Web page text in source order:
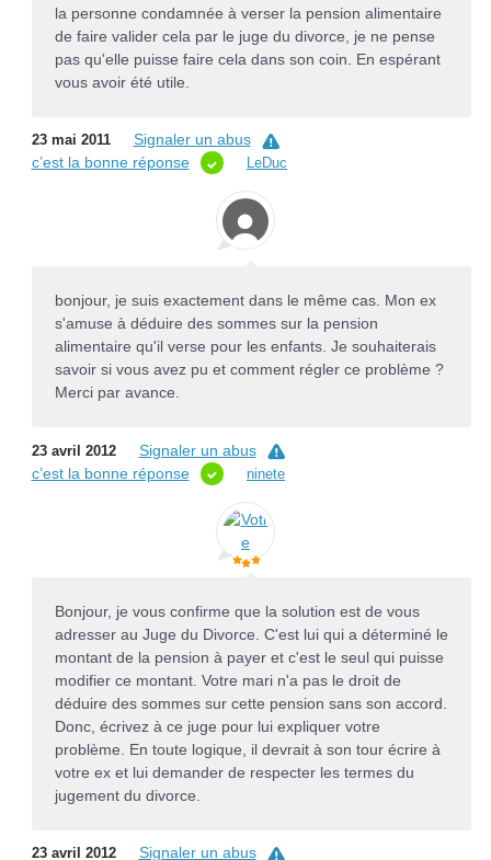
la personne condamnée à verser la pension alimentaire
de faire valider cela par le juge du divorce, je ne pense
pas qu'elle puisse faire cela dans son coin. En espérant
vous avoir été utile.
23 mai 2011
Signaler un abus
c’est la bonne réponse
LeDuc
bonjour, je suis exactement dans le même cas. Mon ex
s'amuse à déduire des sommes sur la pension
alimentaire qu'il verse pour les enfants. Je souhaiterais
savoir si vous avez pu et comment régler ce problème ?
Merci par avance.
23 avril 2012
Signaler un abus
c’est la bonne réponse
ninete
Bonjour, je vous confirme que la solution est de vous
adresser au Juge du Divorce. C'est lui qui a déterminé le
montant de la pension à payer et c'est le seul qui puisse
modifier ce montant. Votre mari n'a pas le droit de
déduire des sommes sur cette pension sans son accord.
Donc, écrivez à ce juge pour lui expliquer votre
problème. En toute logique, il devrait à son tour écrire à
votre ex et lui demander de respecter les termes du
jugement du divorce.
23 avril 2012
Signaler un abus